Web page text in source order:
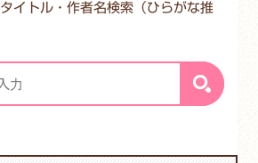
タイトル・作者名検索（ひらがな推